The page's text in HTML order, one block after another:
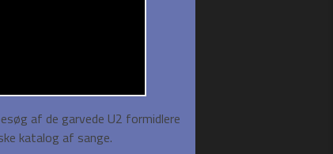
af de garvede U2 formidlere
katalog af sange.